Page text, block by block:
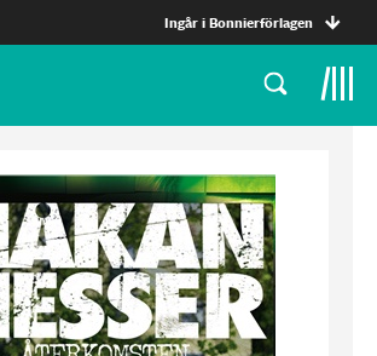
Ingår i Bonnierförlagen